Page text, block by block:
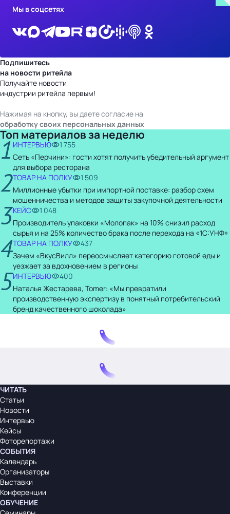
Мы в соцсетях
Подпишитесь
на новости ритейла
Получайте новости
индустрии ритейла первым!
Нажимая на кнопку, вы даете согласие на
обработку своих персональных данных
Топ материалов за неделю
1 ИНТЕРВЬЮ
1 755
Сеть «Перчини»: гости хотят получить убедительный аргумент
для выбора ресторана
2ТОВАР НА ПОЛКУ
1 509
Миллионные убытки при импортной поставке: разбор схем
мошенничества и методов защиты закупочной деятельности
3КЕЙС
1 048
Производитель упаковки «Молопак» на 10% снизил расход
сырья и на 25% количество брака после перехода на «1С:УНФ»
4ТОВАР НА ПОЛКУ
437
Зачем «ВкусВилл» переосмысляет категорию готовой еды и
уезжает за вдохновением в регионы
5ИНТЕРВЬЮ
400
Наталья Жестарева, Tomer: «Мы превратили
производственную экспертизу в понятный потребительский
бренд качественного шоколада»
ЧИТАТЬ
Статьи
Новости
Интервью
Кейсы
Фоторепортажи
СОБЫТИЯ
Календарь
Организаторы
Выставки
Конференции
ОБУЧЕНИЕ